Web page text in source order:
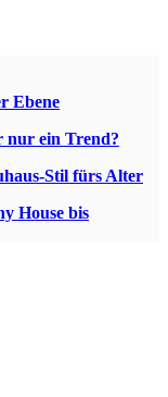
Ebene
nur ein Trend?
Stil fürs Alter
House bis